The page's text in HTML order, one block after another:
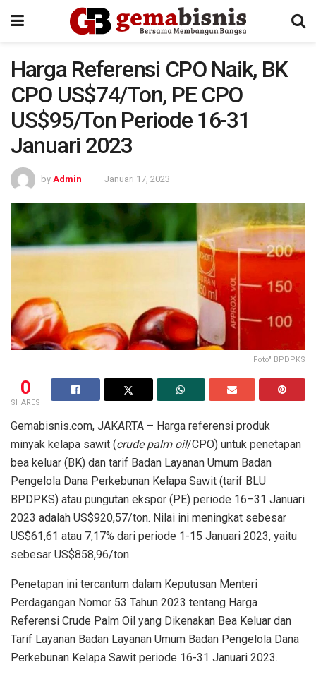
Harga Referensi CPO Naik, BK
CPO US$74/Ton, PE CPO
US$95/Ton Periode 16-31
Januari 2023
by Admin Januari 17, 2023
Foto" BPDPKS
0
SHARES
Gemabisnis.com, JAKARTA – Harga referensi produk
minyak kelapa sawit (crude palm oil/CPO) untuk penetapan
bea keluar (BK) dan tarif Badan Layanan Umum Badan
Pengelola Dana Perkebunan Kelapa Sawit (tarif BLU
BPDPKS) atau pungutan ekspor (PE) periode 16–31 Januari
2023 adalah US$920,57/ton. Nilai ini meningkat sebesar
US$61,61 atau 7,17% dari periode 1-15 Januari 2023, yaitu
sebesar US$858,96/ton.
Penetapan ini tercantum dalam Keputusan Menteri
Perdagangan Nomor 53 Tahun 2023 tentang Harga
Referensi Crude Palm Oil yang Dikenakan Bea Keluar dan
Tarif Layanan Badan Layanan Umum Badan Pengelola Dana
Perkebunan Kelapa Sawit periode 16-31 Januari 2023.